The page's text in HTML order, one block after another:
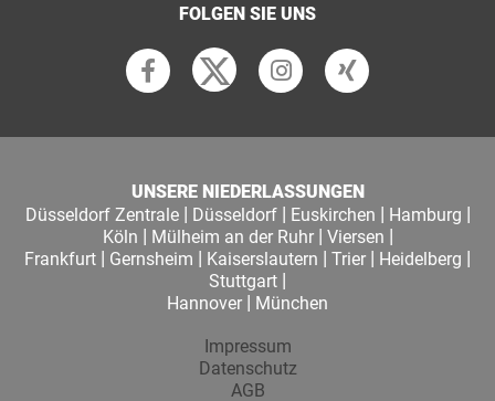
FOLGEN SIE UNS
UNSERE NIEDERLASSUNGEN
Düsseldorf Zentrale| Düsseldorf| Euskirchen | Hamburg |
Köln | Mülheim an der Ruhr| Viersen |
Frankfurt | Gernsheim | Kaiserslautern | Trier | Heidelberg |
Stuttgart |
Hannover | München
Impressum
Datenschutz
AGB